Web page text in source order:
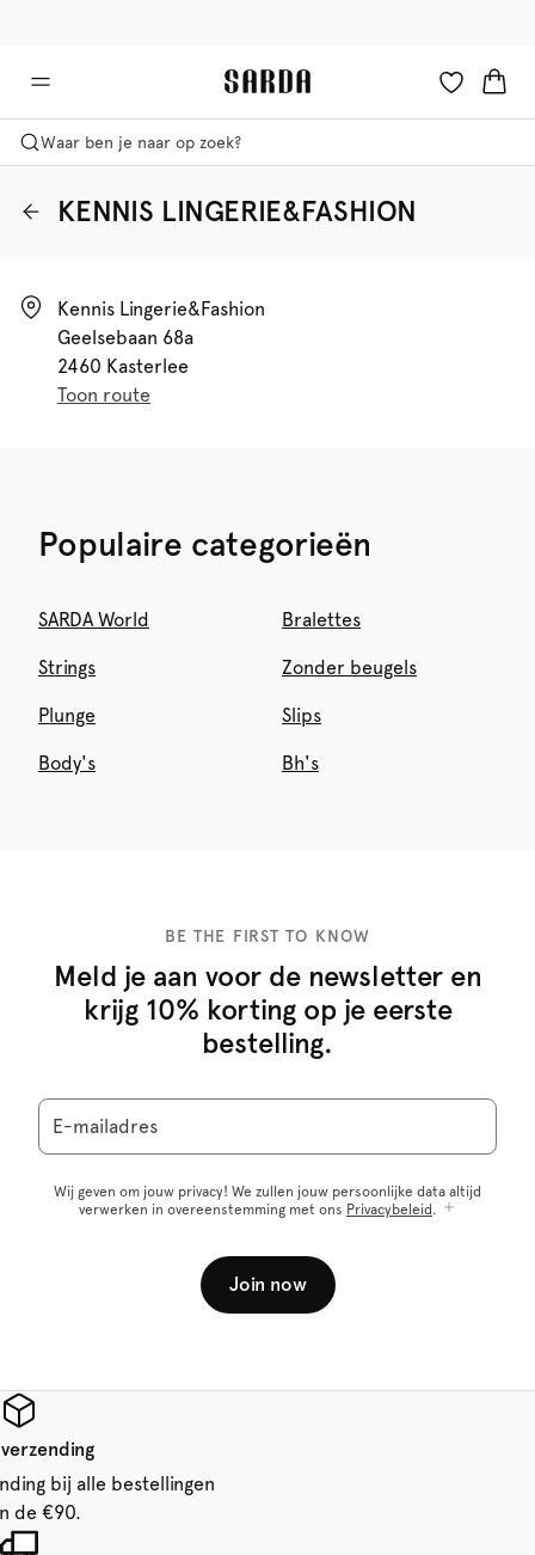
Waar ben je naar op zoek?
KENNIS LINGERIE&FASHION
Kennis Lingerie&fashion
Geelsebaan 68a
2460 Kasterlee
Toon route
Populaire categorieën
SARDA World Bralettes
Strings Zonder beugels
Plunge Slips
Body's Bh's
BE THE FIRST TO KNOW
Meld je aan voor de newsletter en
krijg 10% korting op je eerste
bestelling.
E-mailadres
Wij geven om jouw privacy! We zullen jouw persoonlijke data altijd
verwerken in overeenstemming met ons Privacybeleid .
Join now
bij alle bestellingen
de €90.